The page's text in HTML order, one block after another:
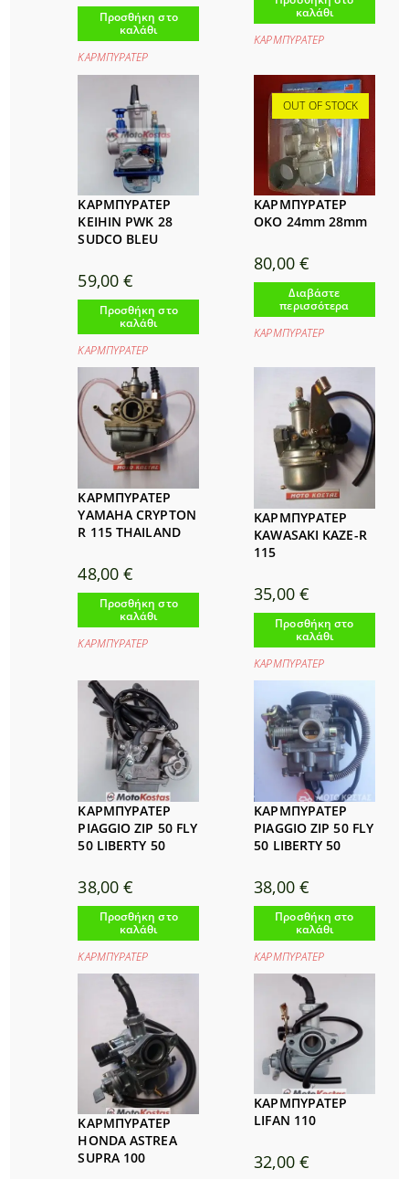
Προσθήκη στο
καλάθι
ΚΑΡΜΠΥΡΑΤΕΡ
καλάθι
ΚΑΡΜΠΥΡΑΤΕΡ
ΚΑΡΜΠΥΡΑΤΕΡ
KEIHIN PWK 28
SUDCO BLEU
59,00€
Προσθήκη στο
καλάθι
ΚΑΡΜΠΥΡΑΤΕΡ
OUT OF STOCK
ΚΑΡΜΠΥΡΑΤΕΡ
OKO 24mm 28mm
80,00 €
Διαβάστε
περισσότερα
ΚΑΡΜΠΥΡΑΤΕΡ
ΚΑΡΜΠΥΡΑΤΕΡ
YAMAHA CRYPTON
R 115 THAILAND
48,00€
Προσθήκη στο
καλάθι
ΚΑΡΜΠΥΡΑΤΕΡ
ΚΑΡΜΠΥΡΑΤΕΡ
KAWASAKI KAZE-R
115
35,00 €
Προσθήκη στο
καλάθι
ΚΑΡΜΠΥΡΑΤΕΡ
ΚΑΡΜΠΥΡΑΤΕΡ
PIAGGIO ZIP 50 FLY
50 LIBERTY 50
38,00€
Προσθήκη στο
καλάθι
ΚΑΡΜΠΥΡΑΤΕΡ
ΚΑΡΜΠΥΡΑΤΕΡ
PIAGGIO ZIP 50 FLY
50 LIBERTY 50
38,00 €
Προσθήκη στο
καλάθι
ΚΑΡΜΠΥΡΑΤΕΡ
ΚΑΡΜΠΥΡΑΤΕΡ
HONDA ASTREA
SUPRA 100
ΚΑΡΜΠΥΡΑΤΕΡ
LIFAN 110
32,00 €